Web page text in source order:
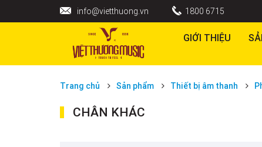
info@vietthuong.vn 1800 6715
GIỚI THIỆU
Trang chủ Sản phẩm Thiết bị âm thanh
CHÂN KHÁC